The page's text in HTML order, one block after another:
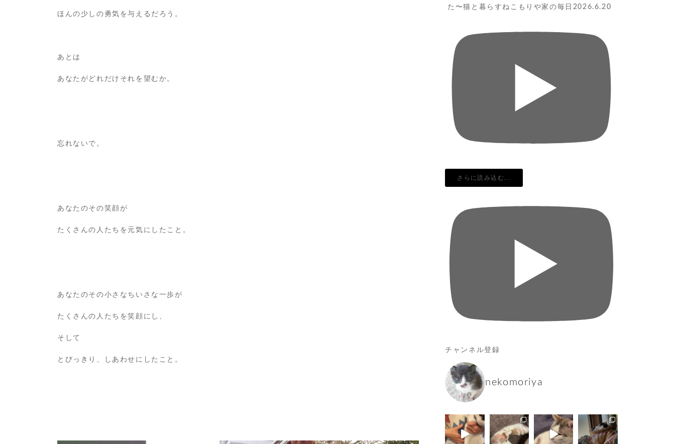
ほんの少しの勇気を与えるだろう。
あとは
あなたがどれだけそれを望むか。
忘れないで。
あなたのその笑顔が
たくさんの人たちを元気にしたこと。
あなたのその小さなちいさな一歩が
たくさんの人たちを笑顔にし、
そして
とびっきり、しあわせにしたこと。
た〜猫と暮らすねこもりや家の毎日2026.6.20
さらに読み込む...
チャンネル登録
nekomoriya